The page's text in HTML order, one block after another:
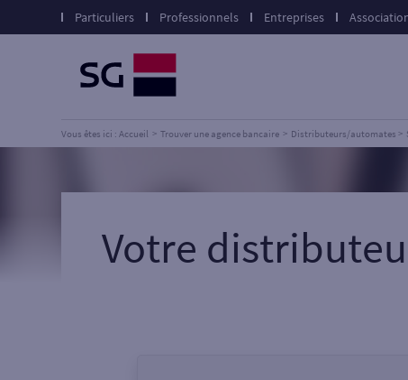
Particuliers Professionnels Entreprises
Vous êtes ici : Accueil Trouver une agence bancaire Distributeurs/automates
Votre